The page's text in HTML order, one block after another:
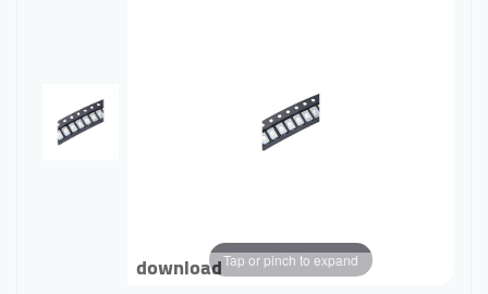
downloadTap or pinch to expand